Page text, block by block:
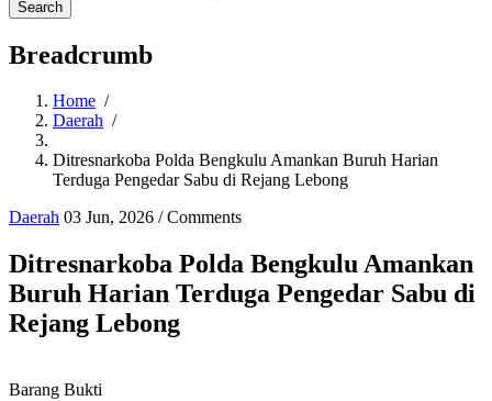
Breadcrumb
Home /
Daerah /
Ditresnarkoba Polda Bengkulu Amankan Buruh Harian
Terduga Pengedar Sabu di Rejang Lebong
Daerah 03 Jun, 2026 /Comments
Ditresnarkoba Polda Bengkulu Amankan
Buruh Harian Terduga Pengedar Sabu di
Rejang Lebong
Barang Bukti